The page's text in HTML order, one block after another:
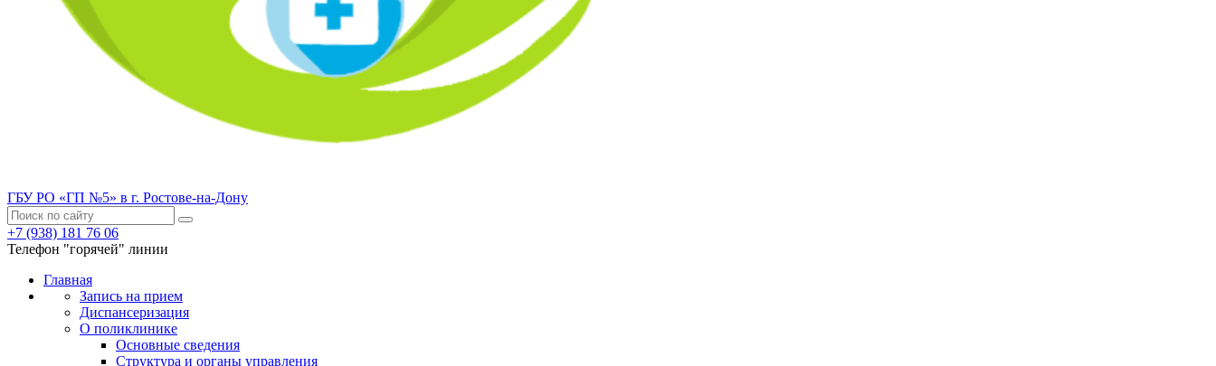
ГБУ РО «ГП №5» в г. Ростове-на-Дону
+7 (938) 181 76 06
Телефон "горячей" линии
Главная
Запись на прием
Диспансеризация
О поликлинике
Основные сведения
Структура и органы управления